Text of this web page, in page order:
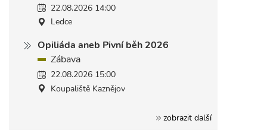
22.08.2026 14:00
Ledce
Opiliáda aneb Pivní běh 2026
Zábava
22.08.2026 15:00
Koupaliště Kaznějov
zobrazit další